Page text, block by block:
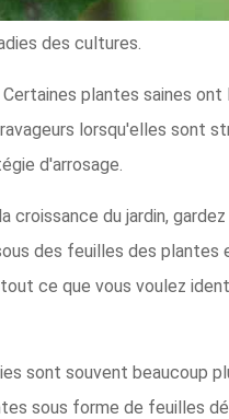
des cultures.
Certaines plantes saines
lorsqu'elles sont
d'arrosage.
croissance du jardin,
des feuilles des
ce que vous voulez
sont souvent beaucoup
sous forme de feuilles